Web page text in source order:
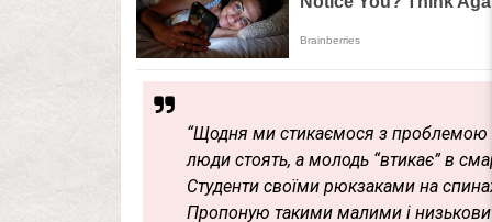
“Щодня ми стикаємося з проблемою
люди стоять, а молодь “втикає” в
Студенти своїми рюкзаками на
Пропоную такими малими і